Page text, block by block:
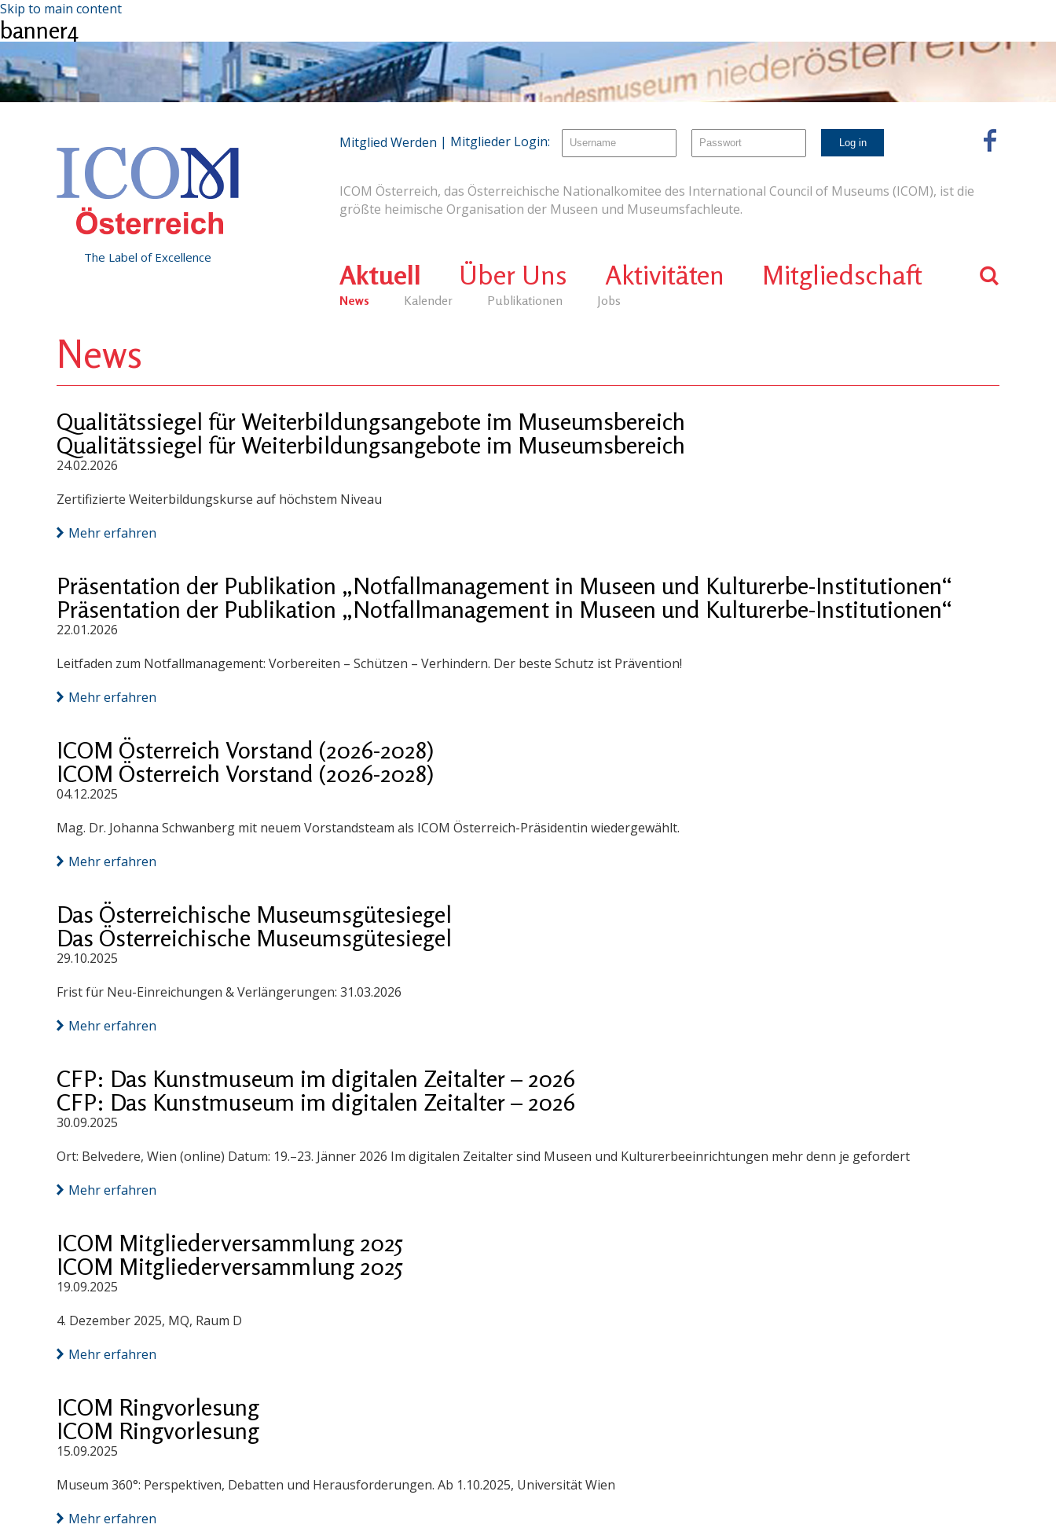
Skip to main content
banner4
The Label of Excellence
ICOM Österreich, das Österreichische Nationalkomitee des International Council of Museums (ICOM), ist die
größte heimische Organisation der Museen und Museumsfachleute.
Aktuell
News Kalender Publikationen Jobs
Über Uns Aktivitäten Mitgliedschaft
Mitglied Werden | Mitglieder Login:
News
Qualitätssiegel für Weiterbildungsangebote im Museumsbereich
Qualitätssiegel für Weiterbildungsangebote im Museumsbereich
24.02.2026
Zertifizierte Weiterbildungskurse auf höchstem Niveau
Mehr erfahren
Präsentation der Publikation „Notfallmanagement in Museen und Kulturerbe-Institutionen“
Präsentation der Publikation „Notfallmanagement in Museen und Kulturerbe-Institutionen“
22.01.2026
Leitfaden zum Notfallmanagement: Vorbereiten – Schützen – Verhindern. Der beste Schutz ist Prävention!
Mehr erfahren
ICOM Österreich Vorstand (2026-2028)
ICOM Österreich Vorstand (2026-2028)
04.12.2025
Mag. Dr. Johanna Schwanberg mit neuem Vorstandsteam als ICOM Österreich-Präsidentin wiedergewählt.
Mehr erfahren
Das Österreichische Museumsgütesiegel
Das Österreichische Museumsgütesiegel
29.10.2025
Frist für Neu-Einreichungen & Verlängerungen: 31.03.2026
Mehr erfahren
CFP: Das Kunstmuseum im digitalen Zeitalter – 2026
CFP: Das Kunstmuseum im digitalen Zeitalter – 2026
30.09.2025
Ort: Belvedere, Wien (online) Datum: 19.–23. Jänner 2026 Im digitalen Zeitalter sind Museen und Kulturerbeeinrichtungen mehr denn je gefordert
Mehr erfahren
ICOM Mitgliederversammlung 2025
ICOM Mitgliederversammlung 2025
19.09.2025
4. Dezember 2025, MQ, Raum D
Mehr erfahren
ICOM Ringvorlesung
ICOM Ringvorlesung
15.09.2025
Museum 360°: Perspektiven, Debatten und Herausforderungen. Ab 1.10.2025, Universität Wien
Mehr erfahren